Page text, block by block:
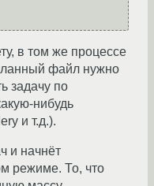
в том же процессе
файл нужно
задачу по
нибудь
и т.д.).
и начнёт
режиме. То, что